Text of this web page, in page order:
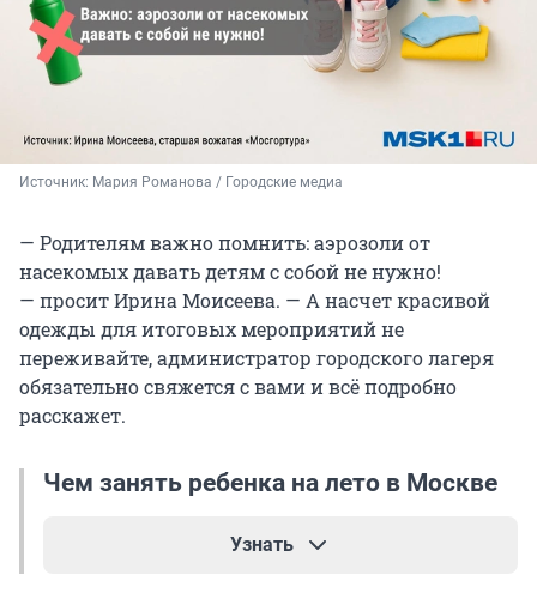
Источник: Мария Романова / Городские медиа
— Родителям важно помнить: аэрозоли от
насекомых давать детям с собой не нужно!
— просит Ирина Моисеева. — А насчет красивой
одежды для итоговых мероприятий не
переживайте, администратор городского лагеря
обязательно свяжется с вами и всё подробно
расскажет.
Чем занять ребенка на лето в Москве
Узнать